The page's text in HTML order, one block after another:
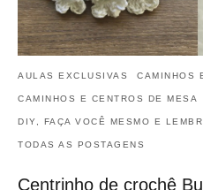
AULAS EXCLUSIVAS CAMINHOS
CAMINHOS E CENTROS DE MESA
DIY, FAÇA VOCÊ MESMO E
TODAS AS POSTAGENS
Centrinho de crochê